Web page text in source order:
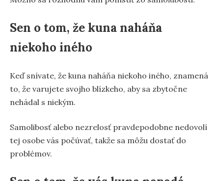
Sen o tom, že kuna naháňa
niekoho iného
Keď snívate, že kuna naháňa niekoho iného, znamená
to, že varujete svojho blízkeho, aby sa zbytočne
nehádal s niekým.
Samolibosť alebo nezrelosť pravdepodobne nedovolí
tej osobe vás počúvať, takže sa môžu dostať do
problémov.